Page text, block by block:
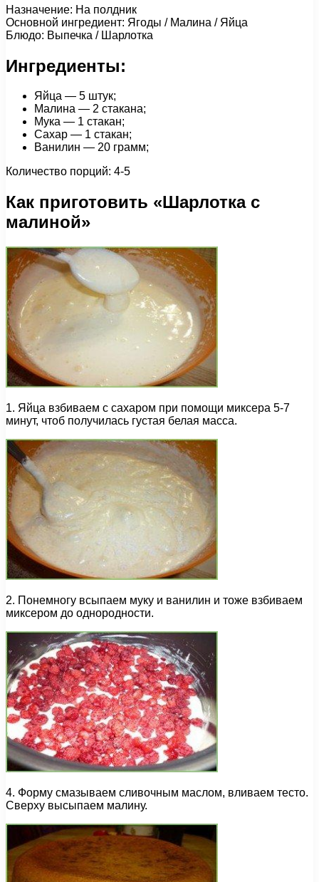
Назначение: На полдник
Основной ингредиент: Ягоды / Малина / Яйца
Блюдо: Выпечка / Шарлотка
Ингредиенты:
Яйца — 5 штук;
Малина — 2 стакана;
Мука — 1 стакан;
Сахар — 1 стакан;
Ванилин — 20 грамм;
Количество порций: 4-5
Как приготовить «Шарлотка с
малиной»
1. Яйца взбиваем с сахаром при помощи миксера 5-7
минут, чтоб получилась густая белая масса.
2. Понемногу всыпаем муку и ванилин и тоже взбиваем
миксером до однородности.
4. Форму смазываем сливочным маслом, вливаем тесто.
Сверху высыпаем малину.